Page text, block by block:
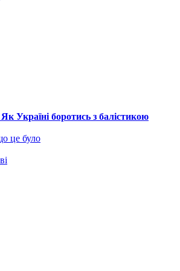
Україні боротись з балістикою
це було